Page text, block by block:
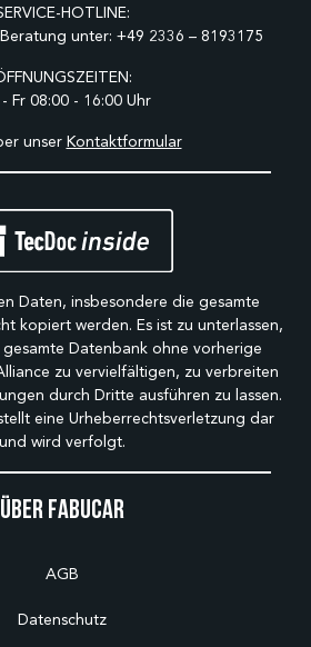
Über Fabucar
AGB
Datenschutz
HOTLINE:
unter: +49 2336 – 8193175
Fr 08:00 - 16:00 Uhr
unser Kontaktformular
Daten, insbesondere die gesamte
kopiert werden. Es ist zu unterlassen,
Datenbank ohne vorherige
zu vervielfältigen, zu verbreiten
durch Dritte ausführen zu lassen.
eine Urheberrechtsverletzung dar
und wird verfolgt.